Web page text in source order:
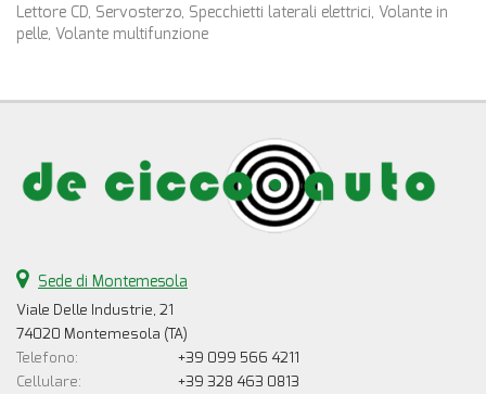
Lettore CD, Servosterzo, Specchietti laterali elettrici, Volante in
pelle, Volante multifunzione
Sede di Montemesola
Viale Delle Industrie, 21
74020 Montemesola (TA)
Telefono:
+39 099 566 4211
Cellulare:
+39 328 463 0813